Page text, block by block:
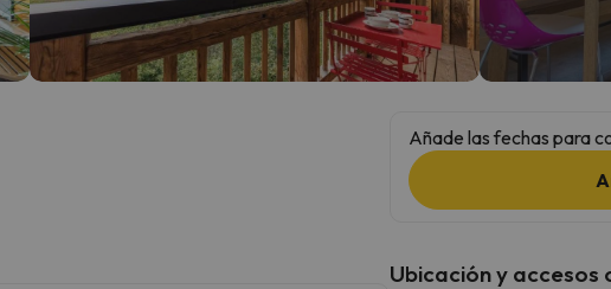
Añade las fechas para
Ubicación y accesos